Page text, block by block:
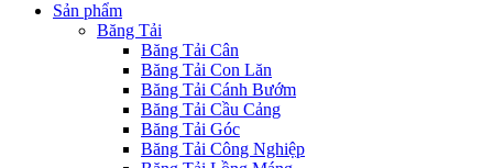
Sản phẩm
Băng Tải
Băng Tải Cân
Băng Tải Con Lăn
Băng Tải Cánh Bướm
Băng Tải Cầu Cảng
Băng Tải Góc
Băng Tải Công Nghiệp